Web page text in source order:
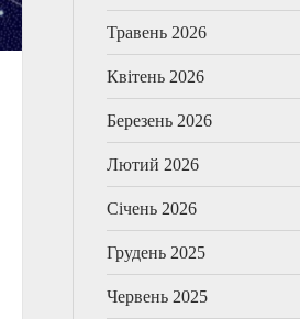
Травень 2026
Квітень 2026
Березень 2026
Лютий 2026
Січень 2026
Грудень 2025
Червень 2025